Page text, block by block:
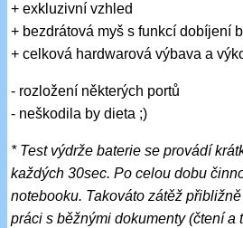
+ exkluzivní vzhled
+ bezdrátová myš s funkcí dobíjení
+ celková hardwarová výbava a
- rozložení některých portů
- neškodila by dieta ;)
* Test výdrže baterie se provádí
každých 30sec. Po celou dobu
notebooku. Takováto zátěž
práci s běžnými dokumenty (čtení a